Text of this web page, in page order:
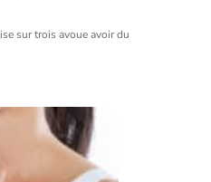
sur trois avoue avoir du